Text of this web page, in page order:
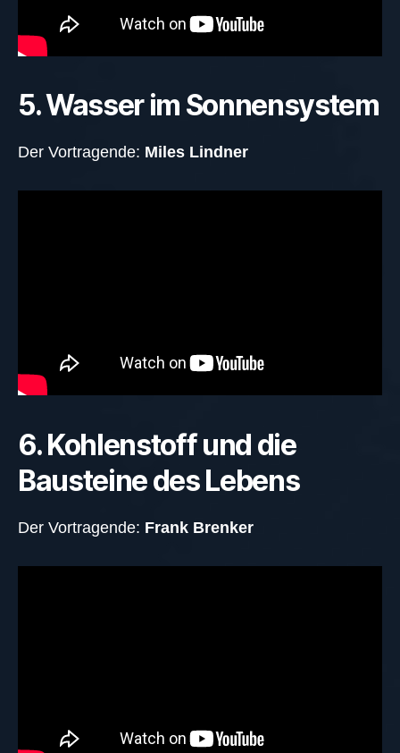
5. Wasser im Sonnensystem
Der Vortragende: Miles Lindner
6. Kohlenstoff und die
Bausteine des Lebens
Der Vortragende: Frank Brenker